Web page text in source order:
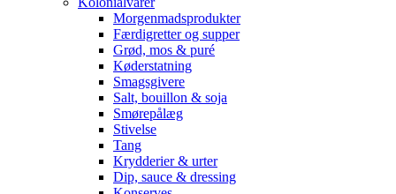
Morgenmadsprodukter
Færdigretter og supper
Grød, mos & puré
Køderstatning
Smagsgivere
Salt, bouillon & soja
Smørepålæg
Stivelse
Tang
Krydderier & urter
Dip, sauce & dressing